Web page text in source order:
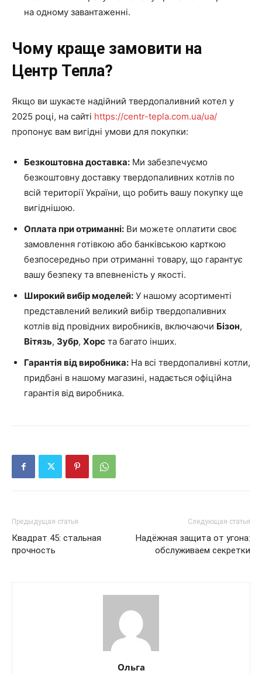
на одному завантаженні.
Чому краще замовити на
Центр Тепла?
Якщо ви шукаєте надійний твердопаливний котел у
2025 році, на сайті https://centr-tepla.com.ua/ua/
пропонує вам вигідні умови для покупки:
Безкоштовна доставка: Ми забезпечуємо
безкоштовну доставку твердопаливних котлів по
всій території України, що робить вашу покупку ще
вигіднішою.
Оплата при отриманні: Ви можете оплатити своє
замовлення готівкою або банківською карткою
безпосередньо при отриманні товару, що гарантує
вашу безпеку та впевненість у якості.
Широкий вибір моделей: У нашому асортименті
представлений великий вибір твердопаливних
котлів від провідних виробників, включаючи Бізон,
Вітязь, Зубр, Хорс та багато інших.
Гарантія від виробника: На всі твердопаливні котли,
придбані в нашому магазині, надається офіційна
гарантія від виробника.
Предыдущая статья
Квадрат 45: стальная
прочность
Следующая статья
Надёжная защита от угона:
обслуживаем секретки
Ольга